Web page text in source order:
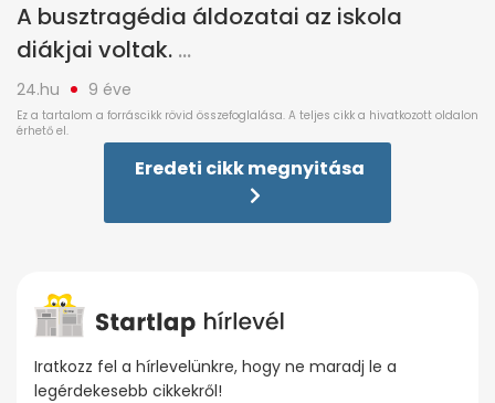
A busztragédia áldozatai az iskola
diákjai voltak.
24.hu 9 éve
Eredeti cikk megnyitása
Iratkozz fel a hírlevelünkre, hogy ne maradj le a
legérdekesebb cikkekről!